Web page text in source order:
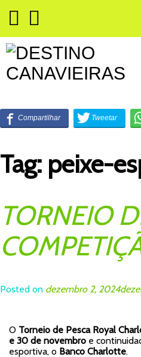
Tag: peixe-
TORNEIO
Posted on dezembro 2, 2024
O Torneio de Pesca Royal
e 30 de novembro e
esportiva, o Banco Charlotte.